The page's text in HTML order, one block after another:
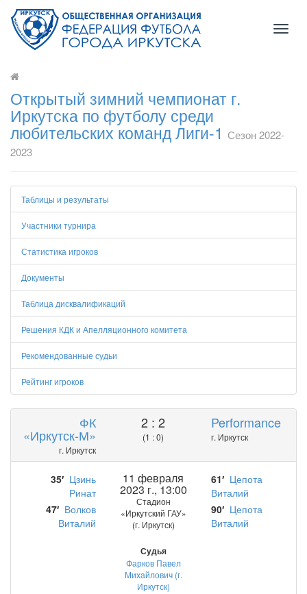
Открытый зимний чемпионат г.
Иркутска по футболу среди
любительских команд Лиги-1 Сезон 2022-
2023
Таблицы и результаты
Участники турнира
Статистика игроков
Документы
Таблица дисквалификаций
Решения КДК и Апелляционного комитета
Рекомендованные судьи
Рейтинг игроков
ФК
«Иркутск-М»
г. Иркутск
2 : 2
(1 : 0)
Performance
г. Иркутск
35′ Цзинь
Ринат
47′ Волков
Виталий
11 февраля
2023 г., 13:00
Стадион
«Иркутский ГАУ»
(г. Иркутск)
Судья
Фарков Павел
Михайлович (г.
Иркутск)
61′ Цепота
Виталий
90′ Цепота
Виталий